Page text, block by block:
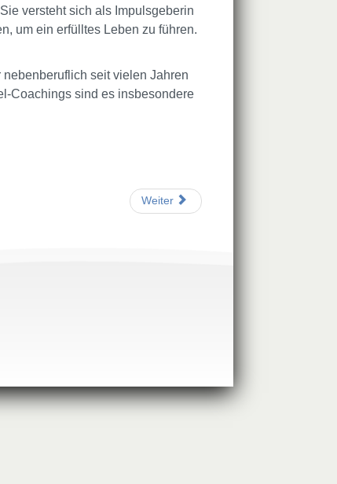
versteht sich als Impulsgeberin
um ein erfülltes Leben zu führen.
seit vielen Jahren
Coachings sind es insbesondere
Weiter